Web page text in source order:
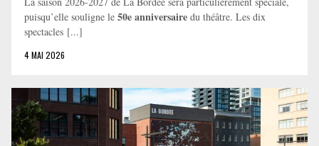
puisqu’elle souligne le 50e anniversaire du théâtre. Les dix
spectacles [...]
4 MAI 2026